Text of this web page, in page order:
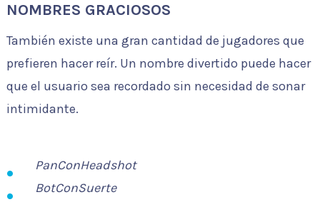
NOMBRES GRACIOSOS
También existe una gran cantidad de jugadores que
prefieren hacer reír. Un nombre divertido puede hacer
que el usuario sea recordado sin necesidad de sonar
intimidante.
PanConHeadshot
BotConSuerte